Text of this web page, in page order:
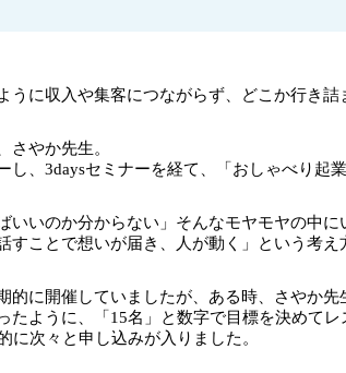
に収入や集客につながらず、どこか行き詰
さやか先生。
、3daysセミナーを経て、「おしゃべり起
いのか分からない」そんなモヤモヤの中に
ことで想いが届き、人が動く」という考え
に開催していましたが、ある時、さやか先
ように、「15名」と数字で目標を決めてレ
に次々と申し込みが入りました。